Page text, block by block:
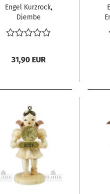
Engel Kurzrock,
Djembe
31,90 EUR